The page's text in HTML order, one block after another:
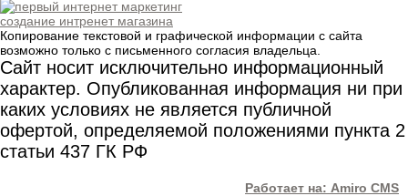
создание интренет магазина
Копирование текстовой и графической информации с сайта
возможно только с письменного согласия владельца.
Сайт носит исключительно информационный
характер. Опубликованная информация ни при
каких условиях не является публичной
офертой, определяемой положениями пункта 2
статьи 437 ГК РФ
Работает на: Amiro CMS